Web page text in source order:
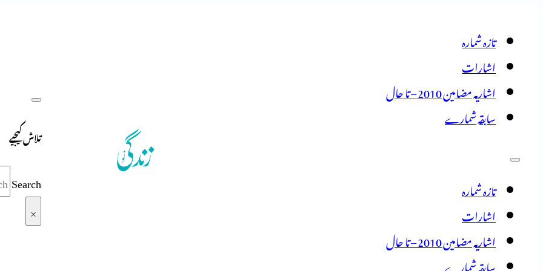
تازہ شمارہ
اشارات
اشاریہ مضامین 2010 – تا حال
سابقہ شمارے
تازہ شمارہ
اشارات
اشاریہ مضامین 2010 – تا حال
سابقہ شمارے
تلاش کیجیے
Search
×